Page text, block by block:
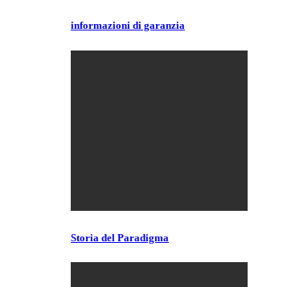
informazioni di garanzia
Storia del Paradigma